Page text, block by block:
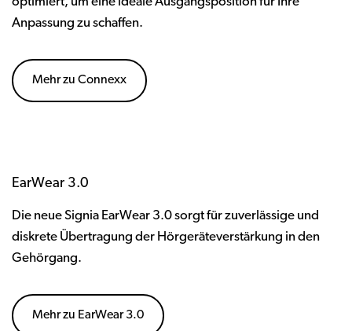
Anpassung zu schaffen.
Mehr zu Connexx
EarWear 3.0
Die neue Signia EarWear 3.0 sorgt für zuverlässige und
diskrete Übertragung der Hörgeräteverstärkung in den
Gehörgang.
Mehr zu EarWear 3.0